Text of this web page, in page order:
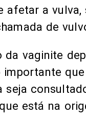
afetar a vulva,
de
da vaginite
importante
seja
está na